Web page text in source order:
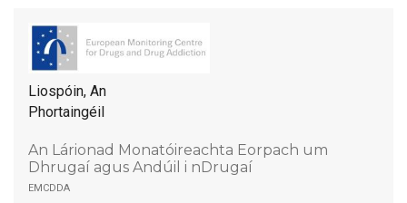
Liospóin, An
Phortaingéil
An Lárionad Monatóireachta Eorpach um
Dhrugaí agus Andúil i nDrugaí
emcdda